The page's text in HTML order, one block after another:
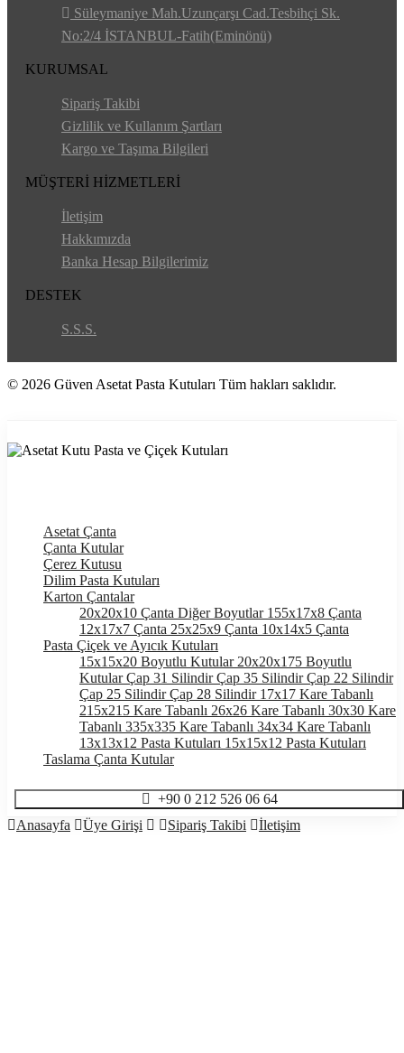
Süleymaniye Mah.Uzunçarşı Cad.Tesbihçi Sk.
No:2/4 İSTANBUL-Fatih(Eminönü)
KURUMSAL
Sipariş Takibi
Gizlilik ve Kullanım Şartları
Kargo ve Taşıma Bilgileri
MÜŞTERİ HİZMETLERİ
İletişim
Hakkımızda
Banka Hesap Bilgilerimiz
DESTEK
S.S.S.
© 2026 Güven Asetat Pasta Kutuları Tüm hakları saklıdır.
Asetat Çanta
Çanta Kutular
Çerez Kutusu
Dilim Pasta Kutuları
Karton Çantalar
20x20x10 Çanta Diğer Boyutlar155x17x8 Çanta
12x17x7 Çanta 25x25x9 Çanta 10x14x5 Çanta
Pasta Çiçek ve Ayıcık Kutuları
15x15x20 Boyutlu Kutular20x20x175 Boyutlu
KutularÇap 31 SilindirÇap 35 SilindirÇap 22 Silindir
Çap 25 SilindirÇap 28 Silindir17x17 Kare Tabanlı
215x215 Kare Tabanlı 26x26 Kare Tabanlı 30x30 Kare
Tabanlı 335x335 Kare Tabanlı 34x34 Kare Tabanlı
13x13x12 Pasta Kutuları 15x15x12 Pasta Kutuları
Taslama Çanta Kutular
+90 0 212 526 06 64
Anasayfa
Üye Girişi Sipariş Takibi İletişim